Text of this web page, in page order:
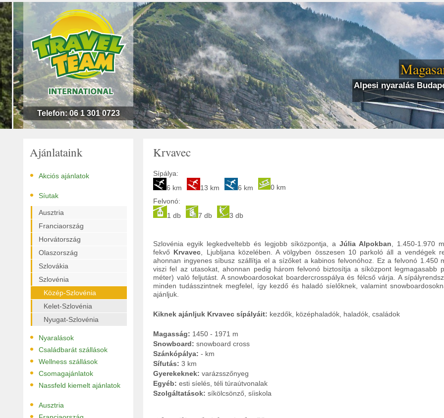
Alpesi nyaralás
Telefon: 06 1 301 0723
Ajánlataink
• Akciós ajánlatok
• Síutak
Ausztria
Franciaország
Horvátország
Olaszország
Szlovákia
Szlovénia
Közép-Szlovénia
Kelet-Szlovénia
Nyugat-Szlovénia
• Nyaralások
• Családbarát szállások
• Wellness szállások
• Csomagajánlatok
• Nassfeld kiemelt ajánlatok
• Ausztria
Krvavec
Sípálya:
6 km
13 km 6 km
0 km
Felvonó:
1 db
7 db 3 db
Szlovénia egyik legkedveltebb és legjobb síközpontja, a Júlia Alpokban , 1.450-1.970
fekvő Krvavec , Ljubljana közelében. A völgyben összesen 10 parkoló áll a vendégek
ahonnan ingyenes síbusz szállítja el a sízőket a kabinos felvonóhoz. Ez a felvonó 1.450
viszi fel az utasokat, ahonnan pedig három felvonó biztosítja a síközpont legmagasabb
méter) való feljutást. A snowboardosokat boardercrosspálya és félcső várja. A
minden tudásszintnek megfelel, így kezdő és haladó síelőknek, valamint
ajánljuk.
Kiknek ajánljuk Krvavec sípályáit: kezdők, középhaladók, haladók, családok
Magasság: 1450 - 1971 m
Snowboard: snowboard cross
Szánkópálya: - km
Sífutás: 3 km
Gyerekeknek: varázsszőnyeg
Egyéb: esti síelés, téli túraútvonalak
Szolgáltatások: síkölcsönző, síiskola